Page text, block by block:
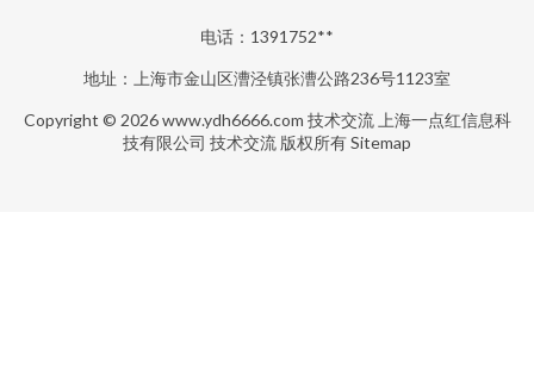
电话：1391752**
地址：上海市金山区漕泾镇张漕公路236号1123室
Copyright © 2026www.ydh6666.com 技术交流 上海一点红信息科
技有限公司 技术交流 版权所有Sitemap